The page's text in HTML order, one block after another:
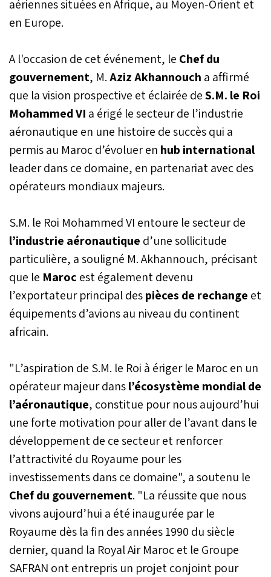
aériennes situées en Afrique, au Moyen-Orient et
en Europe.
A l'occasion de cet événement, le Chef du
gouvernement, M.Aziz Akhannouch a affirmé
que la vision prospective et éclairée deS.M. le Roi
Mohammed VI a érigé le secteur de l’industrie
aéronautique en une histoire de succès qui a
permis au Maroc d’évoluer en hub international
leader dans ce domaine, en partenariat avec des
opérateurs mondiaux majeurs.
S.M. le Roi Mohammed VI entoure le secteur de
l’industrie aéronautique d’une sollicitude
particulière, a souligné M. Akhannouch, précisant
que le Maroc est également devenu
l’exportateur principal despièces de rechange et
équipements d’avions au niveau du continent
africain.
"L’aspiration de S.M. le Roi à ériger le Maroc en un
opérateur majeur dansl’écosystème mondial de
l’aéronautique, constitue pour nous aujourd’hui
une forte motivation pour aller de l’avant dans le
développement de ce secteur et renforcer
l’attractivité du Royaume pour les
investissements dans ce domaine", a soutenu le
Chef du gouvernement. "La réussite que nous
vivons aujourd’hui a été inaugurée par le
Royaume dès la fin des années 1990 du siècle
dernier, quand la Royal Air Maroc et le Groupe
SAFRAN ont entrepris un projet conjoint pour